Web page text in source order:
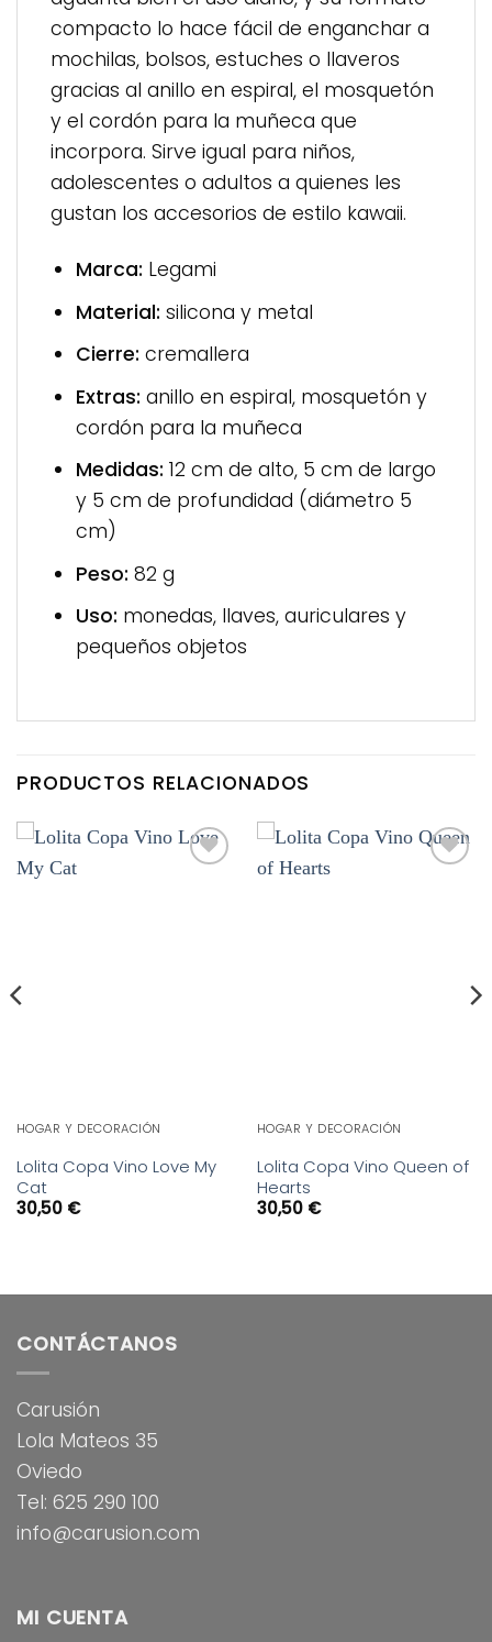
compacto lo hace fácil de enganchar a
mochilas, bolsos, estuches o llaveros
gracias al anillo en espiral, el mosquetón
y el cordón para la muñeca que
incorpora. Sirve igual para niños,
adolescentes o adultos a quienes les
gustan los accesorios de estilo kawaii.
Marca: Legami
Material: silicona y metal
Cierre: cremallera
Extras: anillo en espiral, mosquetón y
cordón para la muñeca
Medidas: 12 cm de alto, 5 cm de largo
y 5 cm de profundidad (diámetro 5
cm)
Peso: 82 g
Uso: monedas, llaves, auriculares y
pequeños objetos
PRODUCTOS RELACIONADOS
HOGAR Y DECORACIÓN
Lolita Copa Vino Love My
Cat
30,50 €
HOGAR Y DECORACIÓN
Lolita Copa Vino Queen of
Hearts
30,50 €
CONTÁCTANOS
Carusión
Lola Mateos 35
Oviedo
Tel: 625 290 100
info@carusion.com
MI CUENTA